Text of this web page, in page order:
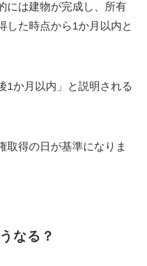
には建物が完成し、所有
した時点から1か月以内と
1か月以内」と説明される
取得の日が基準になりま
なる？